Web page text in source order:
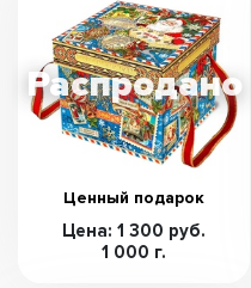
Ценный подарок
Цена: 1 300 руб.
1 000 г.